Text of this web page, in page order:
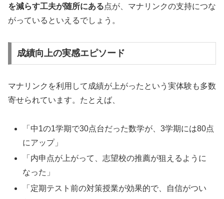
を減らす工夫が随所にある点が、マナリンクの支持につな
がっているといえるでしょう。
成績向上の実感エピソード
マナリンクを利用して成績が上がったという実体験も多数
寄せられています。たとえば、
「中1の1学期で30点台だった数学が、3学期には80点
にアップ」
「内申点が上がって、志望校の推薦が狙えるように
なった」
「定期テスト前の対策授業が効果的で、自信がつい